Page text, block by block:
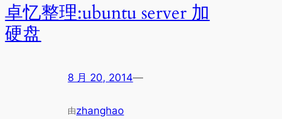
卓忆整理:ubuntu server 加
硬盘
8 月 20, 2014—
由zhanghao